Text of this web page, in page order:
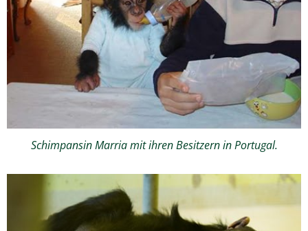
Schimpansin Marria mit ihren Besitzern in Portugal.